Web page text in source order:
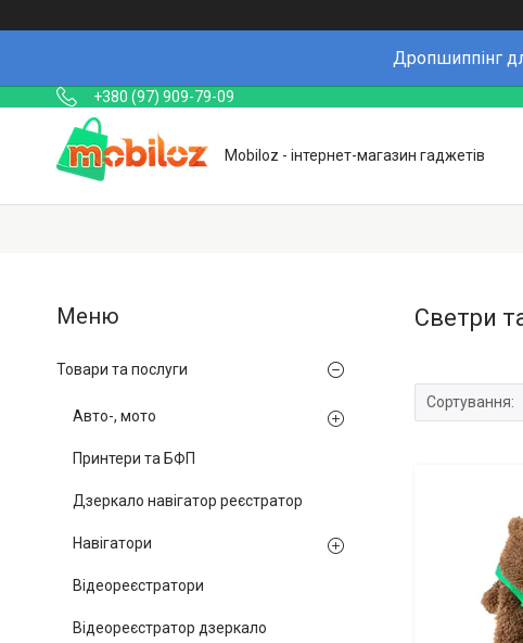
Дропшиппінг
+380 (97) 909-79-09
Mobiloz - інтернет-магазин гаджетів
Светри
Товари та послуги
Авто-, мото
Принтери та БФП
Дзеркало навігатор реєстратор
Навігатори
Відеореєстратори
Відеореєстратор дзеркало